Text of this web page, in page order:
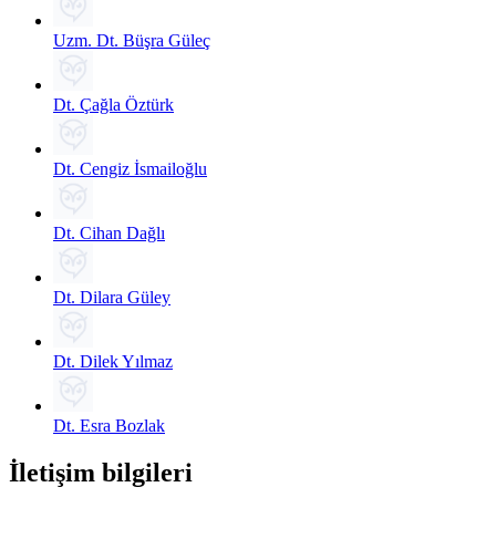
Uzm. Dt. Büşra Güleç
Dt. Çağla Öztürk
Dt. Cengiz İsmailoğlu
Dt. Cihan Dağlı
Dt. Dilara Güley
Dt. Dilek Yılmaz
Dt. Esra Bozlak
İletişim bilgileri